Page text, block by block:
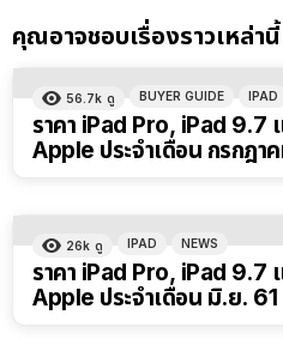
คุณอาจชอบเรื่องราวเหล่านี้
56.7k ดู BUYER GUIDE IPAD
ราคา iPad Pro, iPad 9.7
Apple ประจำเดือน กรกฎา
26k ดู IPAD NEWS
ราคา iPad Pro, iPad 9.7
Apple ประจำเดือน มิ.ย. 61